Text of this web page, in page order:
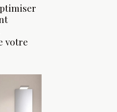
votre